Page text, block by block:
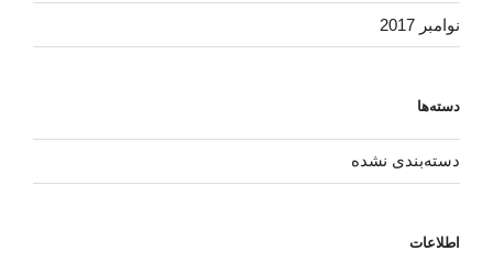
نوامبر 2017
دسته‌ها
دسته‌بندی نشده
اطلاعات